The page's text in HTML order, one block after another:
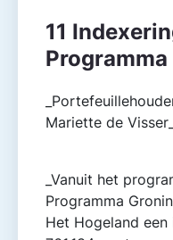
11
Mariette de Visser_
_Vanuit het
Programma
Het Hogeland